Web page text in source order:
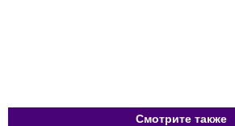
Смотрите также